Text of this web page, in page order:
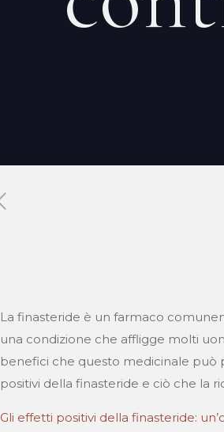
La finasteride è un farmaco
una condizione che affligge molti
benefici che questo medicinale può
positivi della finasteride e ciò che la
Gli effetti positivi della finasteride: